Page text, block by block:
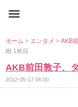
ホーム> エンタメ>AKB
細 1枚目
AKB前田敦子、
2012-05-17 06:00